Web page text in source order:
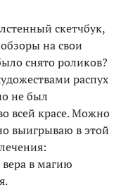
скетчбук,
на свои
снято роликов?
распух
не был
всей красе. Можно
выигрываю в этой
вера в магию